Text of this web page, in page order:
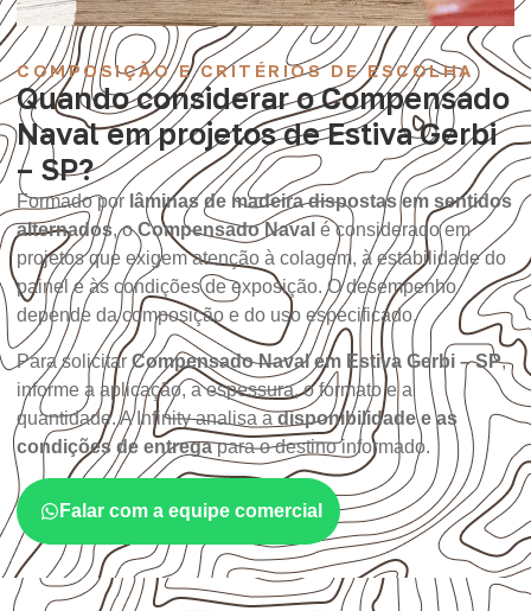
COMPOSIÇÃO E CRITÉRIOS DE ESCOLHA
Quando considerar o Compensado
Naval em projetos de Estiva Gerbi
– SP?
Formado por lâminas de madeira dispostas em sentidos
alternados, oCompensado Naval é considerado em
projetos que exigem atenção à colagem, à estabilidade do
painel e às condições de exposição. O desempenho
depende da composição e do uso especificado.
Para solicitar Compensado Naval em Estiva Gerbi – SP,
informe a aplicação, a espessura, o formato e a
quantidade. A Infinity analisa adisponibilidade e as
condições de entregapara o destino informado.
Falar com a equipe comercial